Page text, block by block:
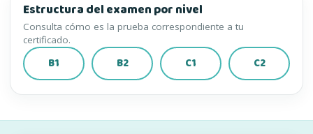
Estructura del examen por nivel
Consulta cómo es la prueba correspondiente a tu
certificado.
B1(SE ABRE EN UNA PESTAÑA NUEVA)
B2
(SE ABRE EN UNA PESTAÑA NUEVA)
C1(SE ABRE EN UNA
C2
(SE ABRE